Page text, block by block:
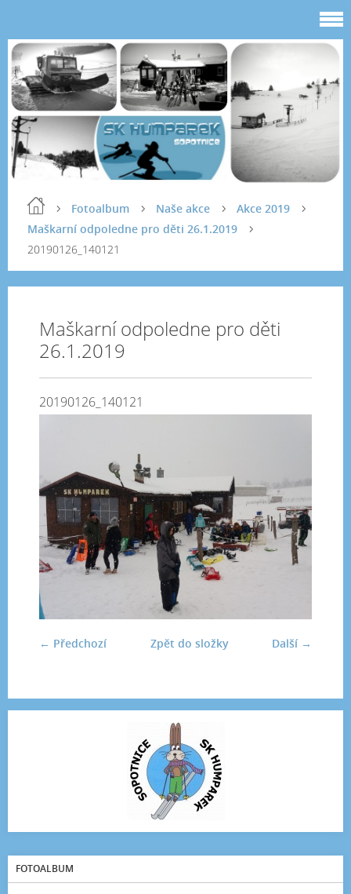
Fotoalbum Naše akce
Akce 2019
Maškarní odpoledne pro děti 26.1.2019
20190126_140121
Maškarní odpoledne pro děti
26.1.2019
20190126_140121
← Předchozí Další →
Zpět do složky
FOTOALBUM